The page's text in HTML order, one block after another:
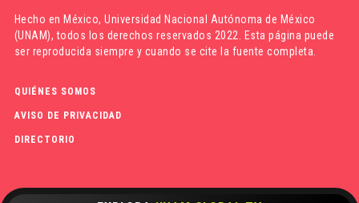
Hecho en México,Universidad Nacional Autónoma de México
(UNAM), todos los derechos reservados 2022. Esta página puede
ser reproducida siempre y cuando se cite la fuente completa.
QUIÉNES SOMOS
AVISO DE PRIVACIDAD
DIRECTORIO